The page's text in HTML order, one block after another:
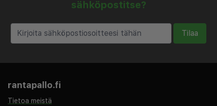
sähköpostitse?
Tilaa
rantapallo.fi
Tietoa meistä